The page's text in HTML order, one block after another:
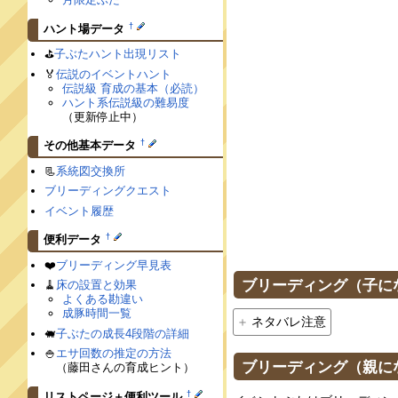
ブリーディング（子に
ネタバレ注意
ブリーディング（親に
ハント場データ †
⛳️子ぶたハント出現リスト
🏅伝説のイベントハント
伝説級 育成の基本（必読）
ハント系伝説級の難易度
（更新停止中）
その他基本データ †
📃系統図交換所
ブリーディングクエスト
イベント履歴
便利データ †
❤️ブリーディング早見表
🧹 床の設置と効果
よくある勘違い
成豚時間一覧
🐖子ぶたの成長4段階の詳細
🍚 エサ回数の推定の方法
（藤田さんの育成ヒント）
†